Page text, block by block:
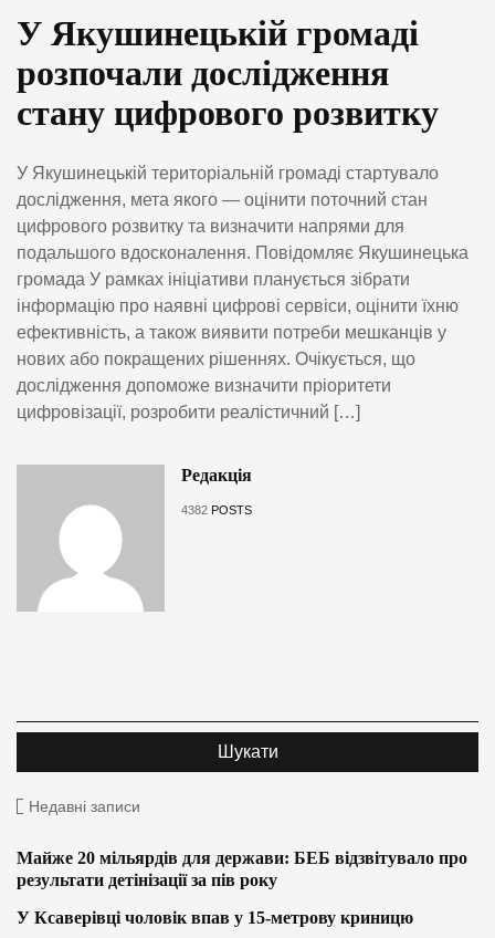
У Якушинецькій громаді
розпочали дослідження
стану цифрового розвитку
У Якушинецькій територіальній громаді стартувало
дослідження, мета якого — оцінити поточний стан
цифрового розвитку та визначити напрями для
подальшого вдосконалення. Повідомляє Якушинецька
громада У рамках ініціативи планується зібрати
інформацію про наявні цифрові сервіси, оцінити їхню
ефективність, а також виявити потреби мешканців у
нових або покращених рішеннях. Очікується, що
дослідження допоможе визначити пріоритети
цифровізації, розробити реалістичний […]
Редакція
4382 POSTS
Недавні записи
Майже 20 мільярдів для держави: БЕБ відзвітувало про
результати детінізації за пів року
У Ксаверівці чоловік впав у 15-метрову криницю